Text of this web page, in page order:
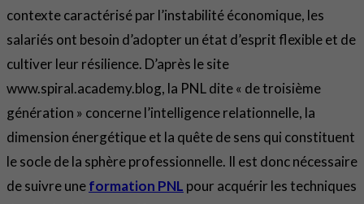
contexte caractérisé par l’instabilité économique, les
salariés ont besoin d’adopter un état d’esprit flexible et de
cultiver leur résilience. D’après le site
www.spiral.academy.blog, la PNL dite « de troisième
génération » concerne l’intelligence relationnelle, la
dimension énergétique et la quête de sens qui constituent
le socle de la sphère professionnelle. Il est donc nécessaire
de suivre uneformation PNL pour acquérir les techniques